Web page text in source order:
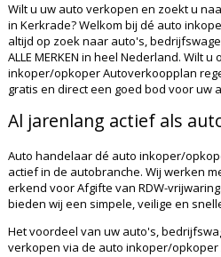
Wilt u uw auto verkopen en zoekt u
in Kerkrade? Welkom bij dé auto
altijd op zoek naar auto's,
ALLE MERKEN in heel Nederland. Wilt
inkoper/opkoper Autoverkoopplan
gratis en direct een goed bod voor uw
Al jarenlang actief als
Auto handelaar dé auto inkoper/
actief in de autobranche. Wij werken
erkend voor Afgifte van RDW-
bieden wij een simpele, veilige en
Het voordeel van uw auto's,
verkopen via de auto inkoper/